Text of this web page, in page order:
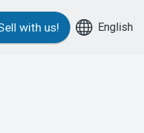
with us! English